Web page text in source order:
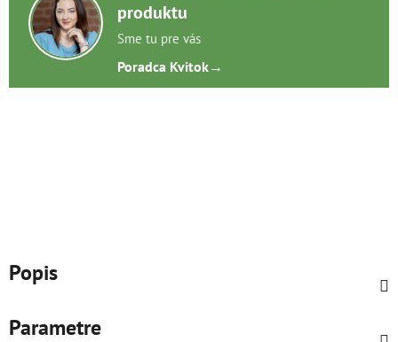
produktu
Sme tu pre vás
Poradca Kvitok→
Popis
Parametre